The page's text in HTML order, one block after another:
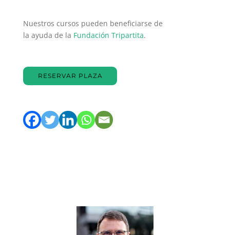
Nuestros cursos pueden beneficiarse de
la ayuda de la Fundación Tripartita.
RESERVAR PLAZA